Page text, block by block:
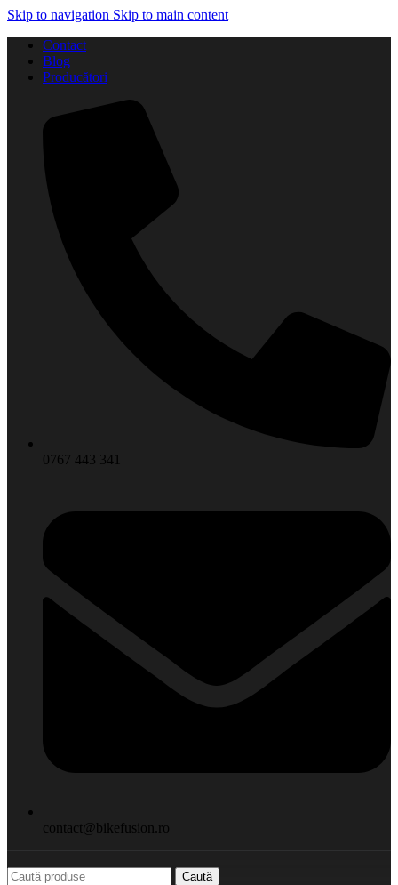
Skip to navigation Skip to main content
Contact
Blog
Producători
0767 443 341
contact@bikefusion.ro
Caută